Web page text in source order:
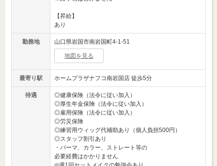
【昇給】
あり
勤務地 山口県岩国市南岩国町4-1-51
地図を見る
最寄り駅 ホームプラザナフコ南岩国店 徒歩5分
待遇
◎健康保険（法令に従い加入）
◎厚生年金保険（法令に従い加入）
◎雇用保険（法令に従い加入）
◎労災保険
◎練習用ウィッグ代補助あり（個人負担500円）
◎スタッフ割引あり
・パーマ、カラー、ストレート等の
必要経費はかかりません